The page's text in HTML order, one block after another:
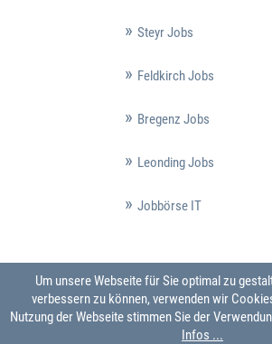
Steyr Jobs
Feldkirch Jobs
Bregenz Jobs
Leonding Jobs
Jobbörse IT
Um unsere Webseite für Sie optimal zu
verbessern zu können, verwenden wir
Nutzung der Webseite stimmen Sie der
Infos ...